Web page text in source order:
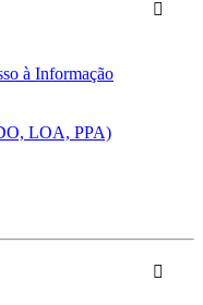
à Informação
LOA, PPA)